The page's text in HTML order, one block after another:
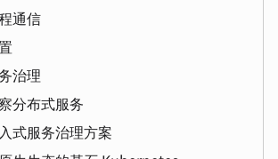
通信
治理
分布式服务
式服务治理方案